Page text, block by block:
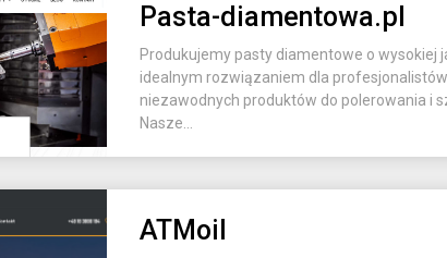
Pasta-diamentowa.pl
Produkujemy pasty diamentowe o wysokiej
idealnym rozwiązaniem dla
niezawodnych produktów do polerowania i
Nasze...
ATMoil